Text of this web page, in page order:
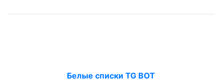
Белые списки TG BOT